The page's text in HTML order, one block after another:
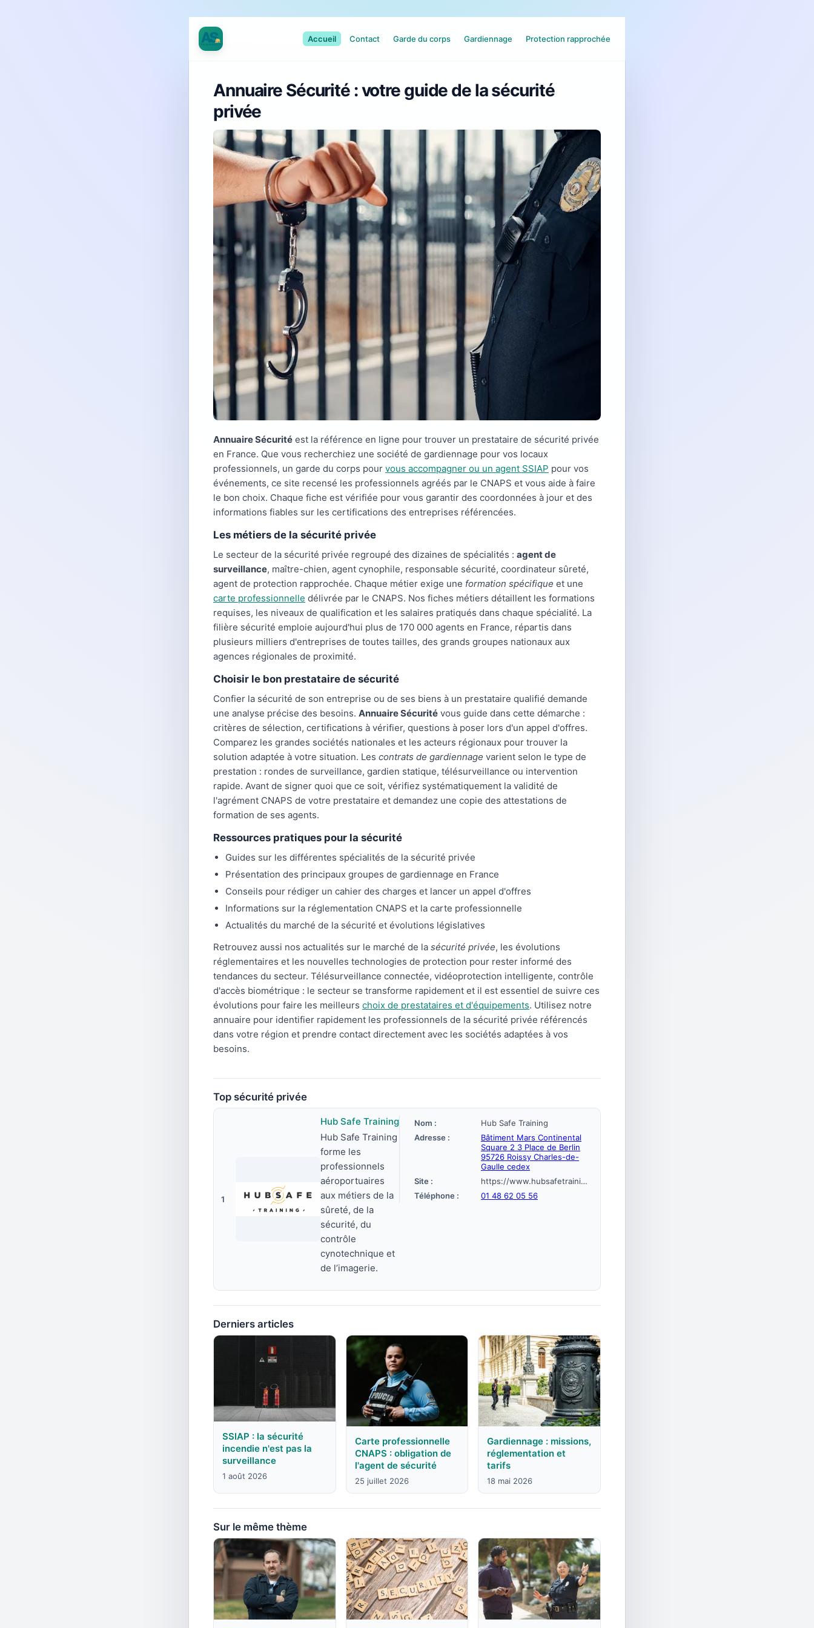
Accueil Contact Garde du corps Gardiennage Protection rapprochée
Annuaire Sécurité : votre guide de la sécurité
privée
Annuaire Sécurité est la référence en ligne pour trouver un prestataire de sécurité privée
en France. Que vous recherchiez une société de gardiennage pour vos locaux
professionnels, un garde du corps pour vous accompagner ou un agent SSIAP pour vos
événements, ce site recensé les professionnels agréés par le CNAPS et vous aide à faire
le bon choix. Chaque fiche est vérifiée pour vous garantir des coordonnées à jour et des
informations fiables sur les certifications des entreprises référencées.
Les métiers de la sécurité privée
Le secteur de la sécurité privée regroupé des dizaines de spécialités : agent de
surveillance, maître-chien, agent cynophile, responsable sécurité, coordinateur sûreté,
agent de protection rapprochée. Chaque métier exige une formation spécifique et une
carte professionnelle délivrée par le CNAPS. Nos fiches métiers détaillent les formations
requises, les niveaux de qualification et les salaires pratiqués dans chaque spécialité. La
filière sécurité emploie aujourd'hui plus de 170 000 agents en France, répartis dans
plusieurs milliers d'entreprises de toutes tailles, des grands groupes nationaux aux
agences régionales de proximité.
Choisir le bon prestataire de sécurité
Confier la sécurité de son entreprise ou de ses biens à un prestataire qualifié demande
une analyse précise des besoins. Annuaire Sécurité vous guide dans cette démarche :
critères de sélection, certifications à vérifier, questions à poser lors d'un appel d'offres.
Comparez les grandes sociétés nationales et les acteurs régionaux pour trouver la
solution adaptée à votre situation. Les contrats de gardiennage varient selon le type de
prestation : rondes de surveillance, gardien statique, télésurveillance ou intervention
rapide. Avant de signer quoi que ce soit, vérifiez systématiquement la validité de
l'agrément CNAPS de votre prestataire et demandez une copie des attestations de
formation de ses agents.
Ressources pratiques pour la sécurité
Guides sur les différentes spécialités de la sécurité privée
Présentation des principaux groupes de gardiennage en France
Conseils pour rédiger un cahier des charges et lancer un appel d'offres
Informations sur la réglementation CNAPS et la carte professionnelle
Actualités du marché de la sécurité et évolutions législatives
Retrouvez aussi nos actualités sur le marché de la sécurité privée, les évolutions
réglementaires et les nouvelles technologies de protection pour rester informé des
tendances du secteur. Télésurveillance connectée, vidéoprotection intelligente, contrôle
d'accès biométrique : le secteur se transforme rapidement et il est essentiel de suivre ces
évolutions pour faire les meilleurs choix de prestataires et d'équipements. Utilisez notre
annuaire pour identifier rapidement les professionnels de la sécurité privée référencés
dans votre région et prendre contact directement avec les sociétés adaptées à vos
besoins.
Top sécurité privée
1
Hub Safe Training
Hub Safe Training
forme les
professionnels
aéroportuaires
aux métiers de la
sûreté, de la
sécurité, du
contrôle
cynotechnique et
de l’imagerie.
Nom :
Hub Safe Training
Adresse :
Bâtiment Mars Continental
Square 2 3 Place de Berlin
95726 Roissy Charles-de-
Gaulle cedex
Site :
https://www.hubsafetraining.fr/
Téléphone :
01 48 62 05 56
Derniers articles
SSIAP : la sécurité
incendie n'est pas la
surveillance
1 août 2026
Carte professionnelle
CNAPS : obligation de
l'agent de sécurité
25 juillet 2026
Gardiennage : missions,
réglementation et
tarifs
18 mai 2026
Sur le même thème